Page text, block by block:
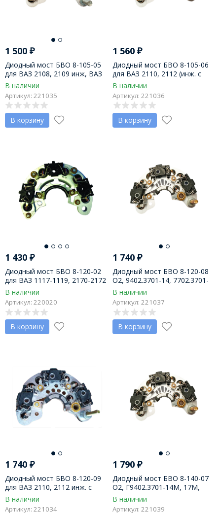
1 500 ₽
Диодный мост БВО 8-105-05
для ВАЗ 2108, 2109 инж, ВАЗ
1117-1119, LADA VESTA, LADA
XRay 372.3701-03М, 9482.3701-
02 (90А), 9402.3701000-06
Орбита
В наличии
Артикул: 221035
В корзину
1 560₽
Диодный мост БВО 8-105-06
для ВАЗ 2110, 2112 (инж. с
ЭСУД), 2123, 9402.3701000А,
9402.3701000-04А
В наличии
Артикул: 221036
В корзину
1 430 ₽
Диодный мост БВО 8-120-02
для ВАЗ 1117-1119, 2170-2172
на генератор 9402.3701-14
120А, пр-во АО Орбита
В наличии
Артикул: 220020
В корзину
1 740₽
Диодный мост БВО 8-120-08
О2, 9402.3701-14, 7702.3701-
01, 7712.3701-01, 9482.3701-03
(120А), Орбита
В наличии
Артикул: 221037
В корзину
1 740 ₽
Диодный мост БВО 8-120-09
для ВАЗ 2110, 2112 инж. с
ЭСУД, 9402.3701000В, Орбита
В наличии
Артикул: 221034
1 790₽
Диодный мост БВО 8-140-07
О2, Г9402.3701-14М, 17М,
18М, 9402.3701-14М, Орбита
В наличии
Артикул: 221039